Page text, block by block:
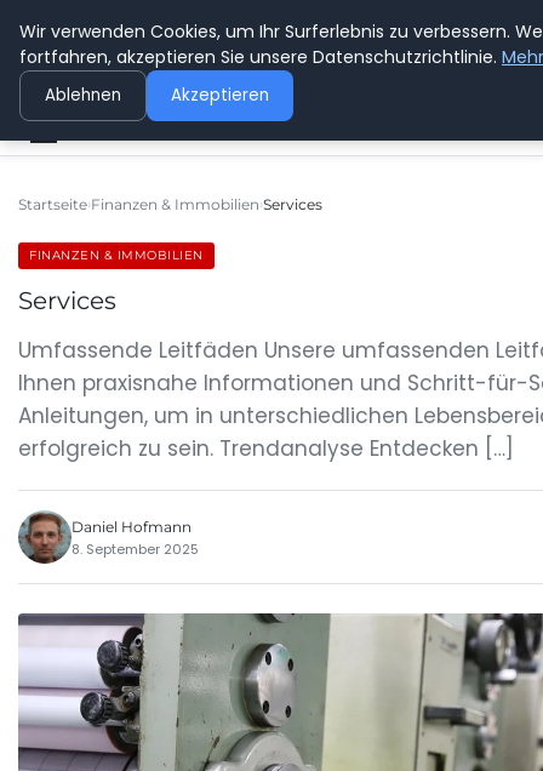
BUSSICHARLY
Startseite Finanzen & Immobilien Services
FINANZEN & IMMOBILIEN
Services
Umfassende Leitfäden Unsere umfassenden
Ihnen praxisnahe Informationen und Schritt-für-
Anleitungen, um in unterschiedlichen
erfolgreich zu sein. Trendanalyse Entdecken […]
Daniel Hofmann
8. September 2025
Wir verwenden Cookies, um Ihr Surferlebnis zu verbessern.
fortfahren, akzeptieren Sie unsere Datenschutzrichtlinie.
Ablehnen Akzeptieren